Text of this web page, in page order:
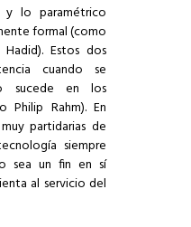
y lo paramétrico
formal (como
Estos dos
cuando se
sucede en los
Rahm). En
partidarias de
siempre
sea un fin en sí
al servicio del